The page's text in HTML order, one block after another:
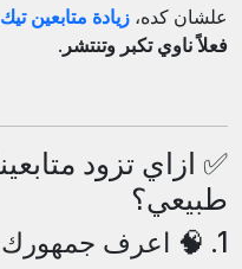
علشان كده، زيادة متابعين
فعلاً ناوي تكبر وتنتشر .
✅ ازاي تزود
طبيعي؟
1. 🧠 اعرف جمهورك